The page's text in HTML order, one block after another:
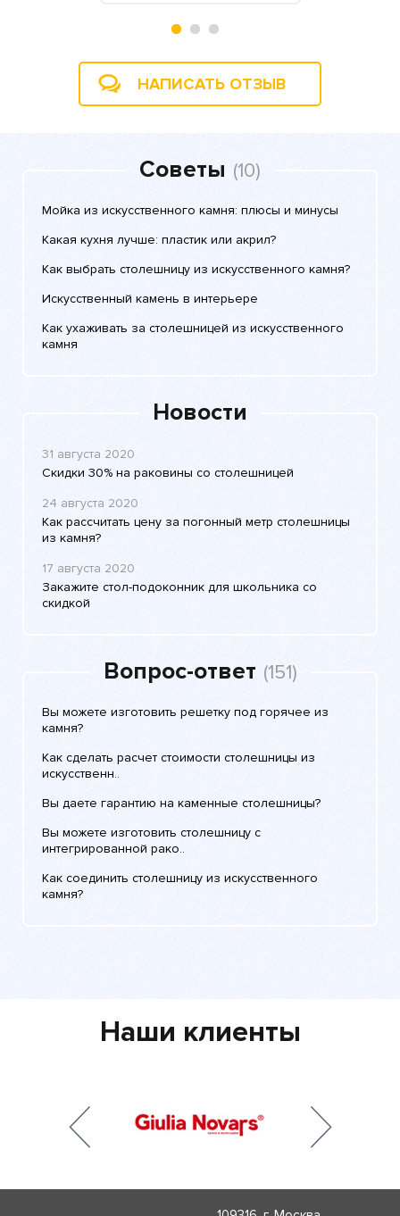
НАПИСАТЬ ОТЗЫВ
Советы (10)
Мойка из искусственного камня: плюсы и минусы
Какая кухня лучше: пластик или акрил?
Как выбрать столешницу из искусственного камня?
Искусственный камень в интерьере
Как ухаживать за столешницей из искусственного
камня
Новости
31 августа 2020
Скидки 30% на раковины со столешницей
24 августа 2020
Как рассчитать цену за погонный метр столешницы
из камня?
17 августа 2020
Закажите стол-подоконник для школьника со
скидкой
Вопрос-ответ (151)
Вы можете изготовить решетку под горячее из
камня?
Как сделать расчет стоимости столешницы из
искусственн..
Вы даете гарантию на каменные столешницы?
Вы можете изготовить столешницу с
интегрированной рако..
Как соединить столешницу из искусственного
камня?
Наши клиенты